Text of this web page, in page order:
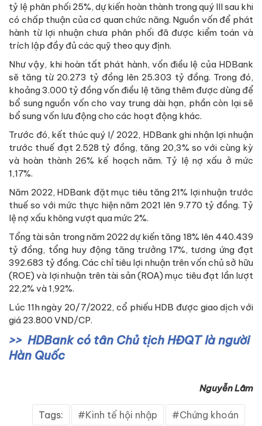
tỷ lệ phân phối 25%, dự kiến hoàn thành trong quý III sau khi
có chấp thuận của cơ quan chức năng. Nguồn vốn để phát
hành từ lợi nhuận chưa phân phối đã được kiểm toán và
trích lập đầy đủ các quỹ theo quy định.
Như vậy, khi hoàn tất phát hành, vốn điều lệ của HDBank
sẽ tăng từ 20.273 tỷ đồng lên 25.303 tỷ đồng. Trong đó,
khoảng 3.000 tỷ đồng vốn điều lệ tăng thêm được dùng để
bổ sung nguồn vốn cho vay trung dài hạn, phần còn lại sẽ
bổ sung vốn lưu động cho các hoạt động khác.
Trước đó, kết thúc quý I/ 2022, HDBank ghi nhận lợi nhuận
trước thuế đạt 2.528 tỷ đồng, tăng 20,3% so với cùng kỳ
và hoàn thành 26% kế hoạch năm. Tỷ lệ nợ xấu ở mức
1,17%.
Năm 2022, HDBank đặt mục tiêu tăng 21% lợi nhuận trước
thuế so với mức thực hiện năm 2021 lên 9.770 tỷ đồng. Tỷ
lệ nợ xấu không vượt qua mức 2%.
Tổng tài sản trong năm 2022 dự kiến tăng 18% lên 440.439
tỷ đồng, tổng huy động tăng trưởng 17%, tương ứng đạt
392.683 tỷ đồng. Các chỉ tiêu lợi nhuận trên vốn chủ sở hữu
(ROE) và lợi nhuận trên tài sản (ROA) mục tiêu đạt lần lượt
22,2% và 1,92%.
Lúc 11h ngày 20/7/2022, cổ phiếu HDB được giao dịch với
giá 23.800 VND/CP.
HDBank có tân Chủ tịch HĐQT là người
Hàn Quốc
Nguyễn Lâm
Tags: Kinh tế hội nhập Chứng khoán